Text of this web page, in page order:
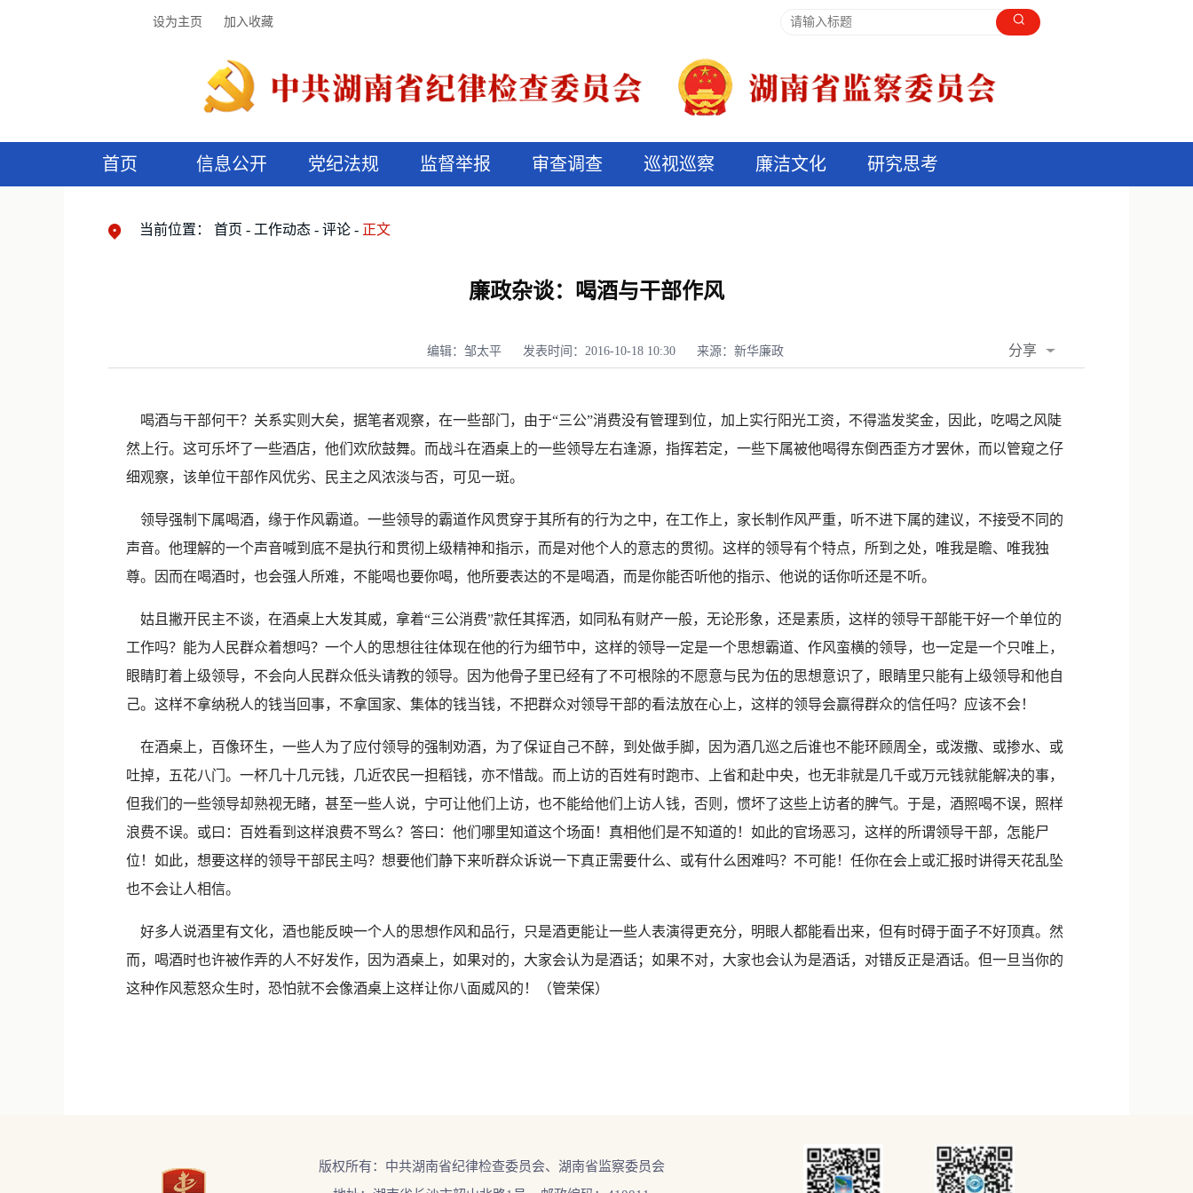
设为主页 加入收藏
首页 信息公开 党纪法规 监督举报 审查调查 巡视巡察 廉洁文化 研究思考
当前位置： 首页 工作动态 评论 正文
廉政杂谈：喝酒与干部作风
编辑：邹太平 发表时间：2016-10-18 10:30 来源：新华廉政 分享
新浪微博
QQ
喝酒与干部何干？关系实则大矣，据笔者观察，在一些部门，由于“三公”消费没有管理到位，加上实行阳光工资，不得滥发奖金，因此，吃喝之风陡
然上行。这可乐坏了一些酒店，他们欢欣鼓舞。而战斗在酒桌上的一些领导左右逢源，指挥若定，一些下属被他喝得东倒西歪方才罢休，而以管窥之仔
细观察，该单位干部作风优劣、民主之风浓淡与否，可见一斑。
领导强制下属喝酒，缘于作风霸道。一些领导的霸道作风贯穿于其所有的行为之中，在工作上，家长制作风严重，听不进下属的建议，不接受不同的
声音。他理解的一个声音喊到底不是执行和贯彻上级精神和指示，而是对他个人的意志的贯彻。这样的领导有个特点，所到之处，唯我是瞻、唯我独
尊。因而在喝酒时，也会强人所难，不能喝也要你喝，他所要表达的不是喝酒，而是你能否听他的指示、他说的话你听还是不听。
姑且撇开民主不谈，在酒桌上大发其威，拿着“三公消费”款任其挥洒，如同私有财产一般，无论形象，还是素质，这样的领导干部能干好一个单位的
工作吗？能为人民群众着想吗？一个人的思想往往体现在他的行为细节中，这样的领导一定是一个思想霸道、作风蛮横的领导，也一定是一个只唯上，
眼睛盯着上级领导，不会向人民群众低头请教的领导。因为他骨子里已经有了不可根除的不愿意与民为伍的思想意识了，眼睛里只能有上级领导和他自
己。这样不拿纳税人的钱当回事，不拿国家、集体的钱当钱，不把群众对领导干部的看法放在心上，这样的领导会赢得群众的信任吗？应该不会！
在酒桌上，百像环生，一些人为了应付领导的强制劝酒，为了保证自己不醉，到处做手脚，因为酒几巡之后谁也不能环顾周全，或泼撒、或掺水、或
吐掉，五花八门。一杯几十几元钱，几近农民一担稻钱，亦不惜哉。而上访的百姓有时跑市、上省和赴中央，也无非就是几千或万元钱就能解决的事，
但我们的一些领导却熟视无睹，甚至一些人说，宁可让他们上访，也不能给他们上访人钱，否则，惯坏了这些上访者的脾气。于是，酒照喝不误，照样
浪费不误。或曰：百姓看到这样浪费不骂么？答曰：他们哪里知道这个场面！真相他们是不知道的！如此的官场恶习，这样的所谓领导干部，怎能尸
位！如此，想要这样的领导干部民主吗？想要他们静下来听群众诉说一下真正需要什么、或有什么困难吗？不可能！任你在会上或汇报时讲得天花乱坠
也不会让人相信。
好多人说酒里有文化，酒也能反映一个人的思想作风和品行，只是酒更能让一些人表演得更充分，明眼人都能看出来，但有时碍于面子不好顶真。然
而，喝酒时也许被作弄的人不好发作，因为酒桌上，如果对的，大家会认为是酒话；如果不对，大家也会认为是酒话，对错反正是酒话。但一旦当你的
这种作风惹怒众生时，恐怕就不会像酒桌上这样让你八面威风的！（管荣保）
版权所有：中共湖南省纪律检查委员会、湖南省监察委员会